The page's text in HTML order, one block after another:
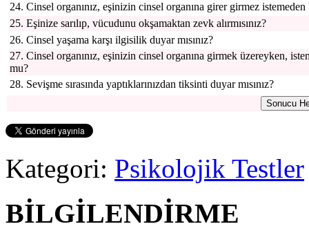
24. Cinsel organınız, eşinizin cinsel organına girer girmez istemeden
25. Eşinize sarılıp, vücudunu okşamaktan zevk alırmısınız?
26. Cinsel yaşama karşı ilgisilik duyar mısınız?
27. Cinsel organınız, eşinizin cinsel organına girmek üzereyken,
mu?
28. Sevişme sırasında yaptıklarınızdan tiksinti duyar mısınız?
Kategori: Psikolojik Testler
BİLGİLENDİRME